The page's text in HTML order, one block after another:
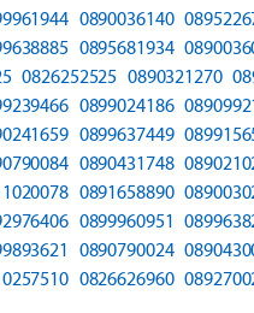
0890036140
0895681934
0826252525 0890321270
0899024186
0899637449
0890431748
0891658890
0899960951
0890790024
0826626960